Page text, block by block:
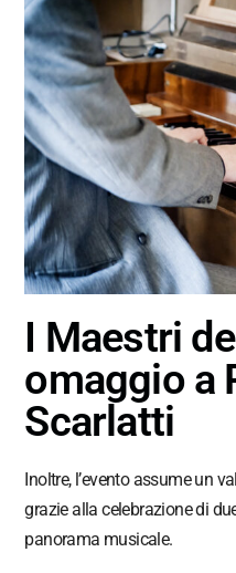
I Maestri
omaggio a
Scarlatti
Inoltre, l’evento assume un
grazie alla celebrazione di
panorama musicale.